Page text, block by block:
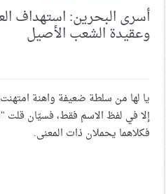
أسرى البحرين: استهداف
وعقيدة الشعب الأصيل
يا لها من سلطة ضعيفة واهنة
إلا في لفظ الاسم فقط، فسيّان قلت
فكلاهما يحملان ذات المعنى.